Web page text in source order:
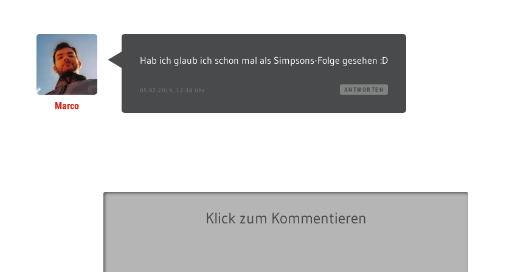
Marco
Hab ich glaub ich schon mal als Simpsons-Folge gesehen :D
05.07.2019, 12:38 Uhr ANTWORTEN